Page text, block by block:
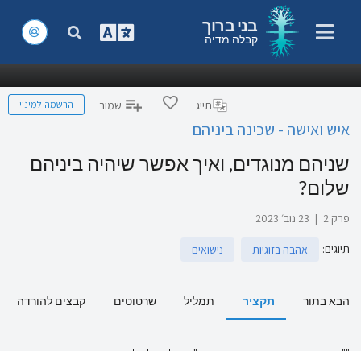
בני ברוך
קבלה מדיה
תייג שמור הרשמה למינוי
איש ואישה - שכינה ביניהם
שניהם מנוגדים, ואיך אפשר שיהיה ביניהם
שלום?
פרק 2 | 23 נוב׳ 2023
תיוגים: אהבה בזוגיות נישואים
הבא בתור תקציר תמליל שרטוטים קבצים להורדה